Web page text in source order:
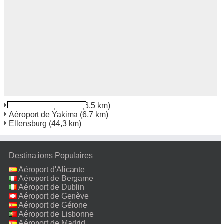
(6,5 km)
Aéroport de Yakima (6,7 km)
Ellensburg (44,3 km)
Destinations Populaires
Aéroport d'Alicante
Aéroport de Bergame
Aéroport de Dublin
Aéroport de Genève
Aéroport de Gérone
Aéroport de Lisbonne